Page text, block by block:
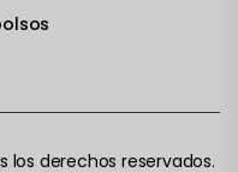
los derechos reservados.